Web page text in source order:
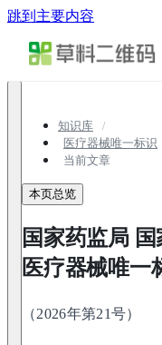
跳到主要内容
知识库
医疗器械唯一标识
当前文章
本页总览
国家药监局
医疗器械唯一
（2026年第21号）